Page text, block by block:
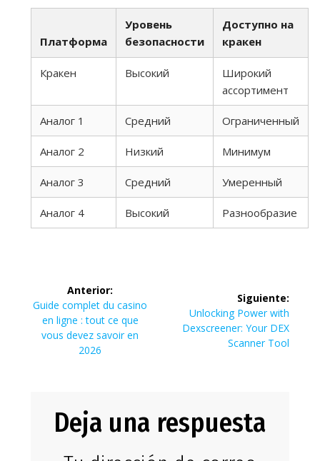
Платформа
Уровень
безопасности
Доступно на
кракен
Кракен Высокий
Широкий
ассортимент
Аналог 1 Средний Ограниченный
Аналог 2 Низкий Минимум
Аналог 3 Средний Умеренный
Аналог 4 Высокий Разнообразие
Navegación
de
entradas
Anterior:
Entrada
anterior:
Guide complet du casino
en ligne : tout ce que
vous devez savoir en
2026
Siguiente:
Siguiente
entrada:
Unlocking Power with
Dexscreener: Your DEX
Scanner Tool
Deja una respuesta